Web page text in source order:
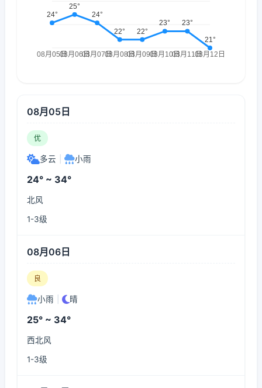
08月05日
优
多云 小雨
24° ~ 34°
北风
1-3级
08月06日
良
小雨 晴
25° ~ 34°
西北风
1-3级